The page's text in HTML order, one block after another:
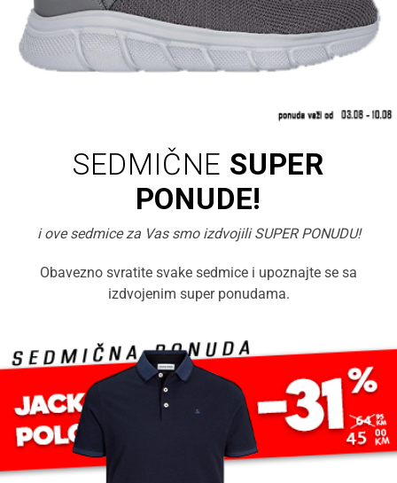
SEDMIČNE SUPER
PONUDE!
i ove sedmice za Vas smo izdvojili SUPER PONUDU!
Obavezno svratite svake sedmice i upoznajte se sa
izdvojenim super ponudama.